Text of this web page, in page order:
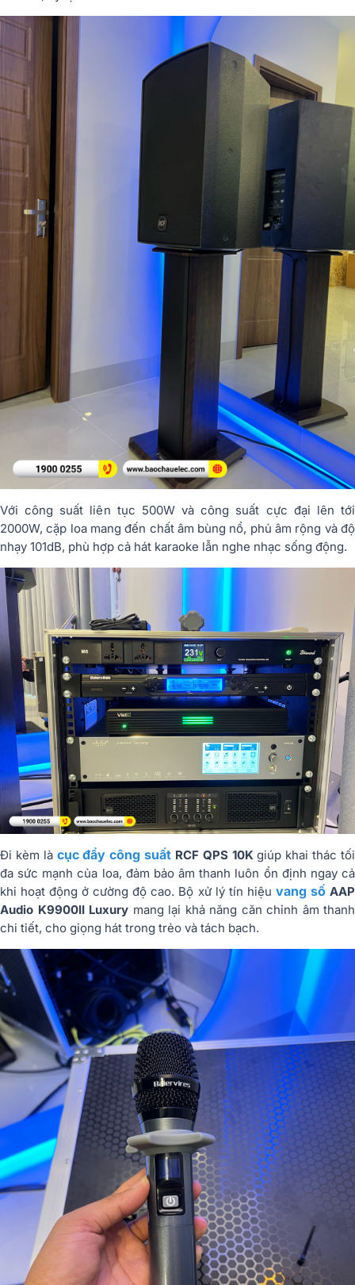
Với công suất liên tục 500W và công suất cực đại lên tới
2000W, cặp loa mang đến chất âm bùng nổ, phủ âm rộng và độ
nhạy 101dB, phù hợp cả hát karaoke lẫn nghe nhạc sống động.
Đi kèm là cục đẩy công suất RCF QPS 10Kgiúp khai thác tối
đa sức mạnh của loa, đảm bảo âm thanh luôn ổn định ngay cả
khi hoạt động ở cường độ cao. Bộ xử lý tín hiệu vang sốAAP
Audio K9900II Luxury mang lại khả năng căn chỉnh âm thanh
chi tiết, cho giọng hát trong trẻo và tách bạch.